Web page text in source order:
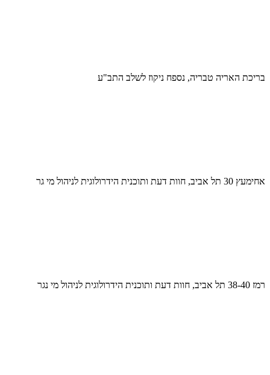
בריכת האריה טבריה, נספח ניקוז לשלב התב"ע
אחימעץ 30 תל אביב, חוות דעת ותוכנית הידרולוגית לניהול מי גר
רמז 38-40 תל אביב, חוות דעת ותוכנית הידרולוגית לניהול מי נגר